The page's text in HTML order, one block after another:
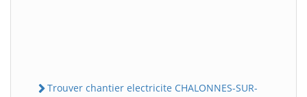
Trouver chantier electricite CHALONNES-SUR-